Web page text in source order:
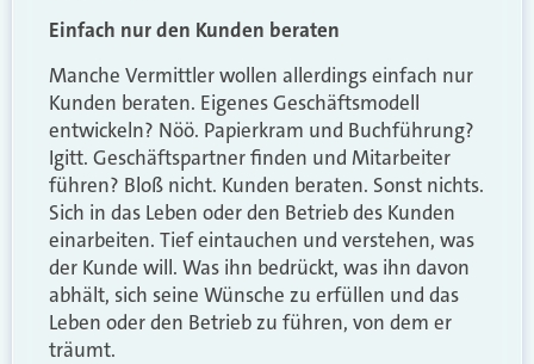
Einfach nur den Kunden beraten
Manche Vermittler wollen allerdings einfach nur
Kunden beraten. Eigenes Geschäftsmodell
entwickeln? Nöö. Papierkram und Buchführung?
Igitt. Geschäftspartner finden und Mitarbeiter
führen? Bloß nicht. Kunden beraten. Sonst nichts.
Sich in das Leben oder den Betrieb des Kunden
einarbeiten. Tief eintauchen und verstehen, was
der Kunde will. Was ihn bedrückt, was ihn davon
abhält, sich seine Wünsche zu erfüllen und das
Leben oder den Betrieb zu führen, von dem er
träumt.